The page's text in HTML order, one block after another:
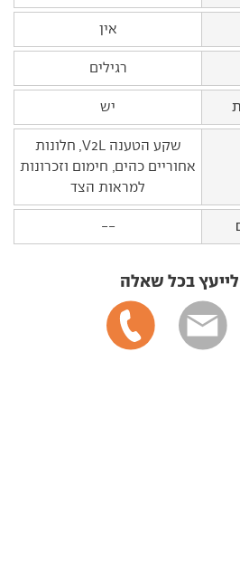
אין
רגילים
יש
שקע הטענה V2L, חלונות
אחוריים כהים, חימום וזכרונות
למראות הצד
--
בכל שאלה